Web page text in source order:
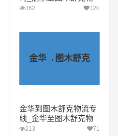
流专线
362 120
金华→图木舒克
金华到图木舒克物流专
线_金华至图木舒克物
流公司
213 71